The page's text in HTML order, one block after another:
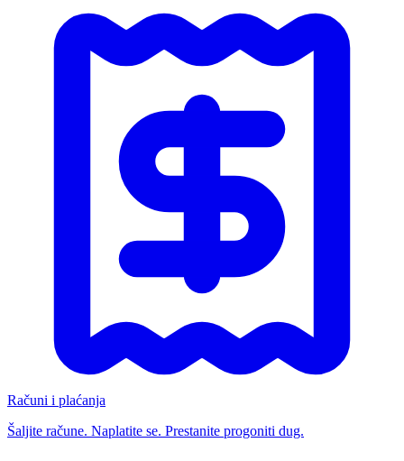
Računi i plaćanja
Šaljite račune. Naplatite se. Prestanite progoniti dug.